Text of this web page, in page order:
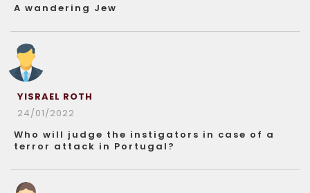
A wandering Jew
YISRAEL ROTH
24/01/2022
Who will judge the instigators in case of a
terror attack in Portugal?